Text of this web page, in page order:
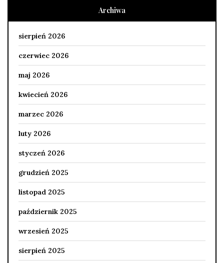
Archiwa
sierpień 2026
czerwiec 2026
maj 2026
kwiecień 2026
marzec 2026
luty 2026
styczeń 2026
grudzień 2025
listopad 2025
październik 2025
wrzesień 2025
sierpień 2025